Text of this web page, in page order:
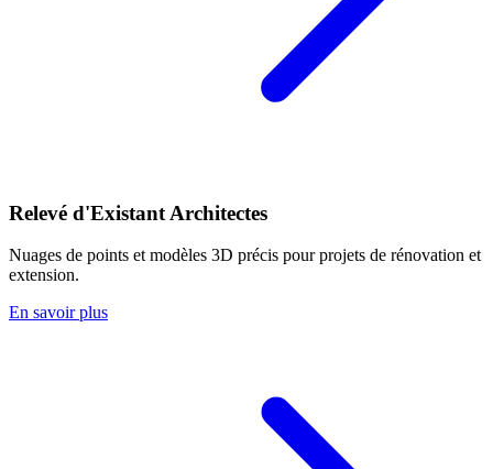
Relevé d'Existant Architectes
Nuages de points et modèles 3D précis pour projets de rénovation et
extension.
En savoir plus